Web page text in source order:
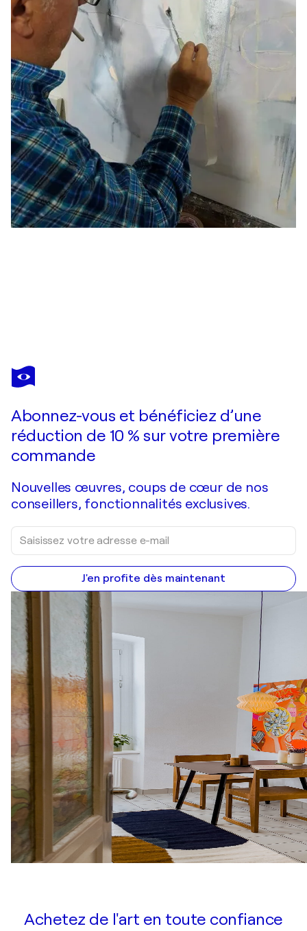
PEDRO CARRASCO
Es, It is, 2024-19
Abonnez-vous et bénéficiez d’une
réduction de 10 % sur votre première
commande
Nouvelles œuvres, coups de cœur de nos
conseillers, fonctionnalités exclusives.
J'en profite dès maintenant
Achetez de l'art en toute confiance